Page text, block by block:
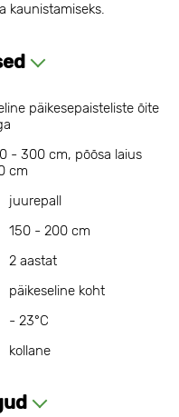
kaunistamiseks.
päikesepaisteliste õite
- 300 cm, põõsa laius
cm
juurepall
150 - 200 cm
2 aastat
päikeseline koht
- 23°С
kollane